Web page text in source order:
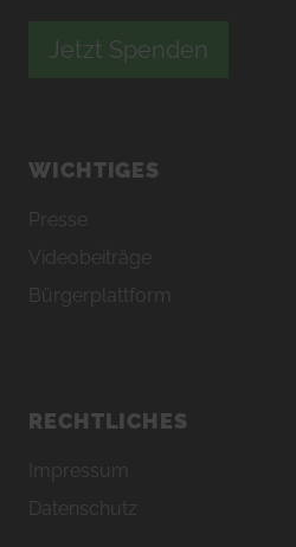
Jetzt Spenden
WICHTIGES
Presse
Videobeiträge
Bürgerplattform
RECHTLICHES
Impressum
Datenschutz